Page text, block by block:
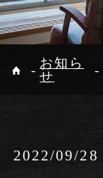
ホーム
客室
お知ら
せ
2022/09/28
宿泊日